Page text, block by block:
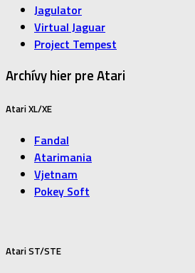
Jagulator
Virtual Jaguar
Project Tempest
Archívy hier pre Atari
Atari XL/XE
Fandal
Atarimania
Vjetnam
Pokey Soft
Atari ST/STE